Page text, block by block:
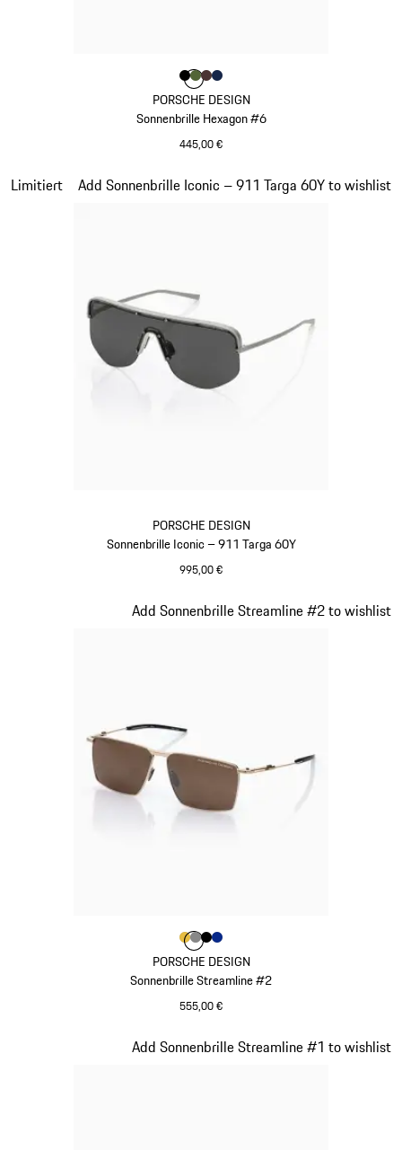
PORSCHE DESIGN
Sonnenbrille Hexagon #6
445,00 €
Farbe
Farbeschwarz
Farbe
FarbeFarbe
PORSCHE DESIGN
Sonnenbrille Iconic – 911 Targa 60Y
995,00 €
Limitiert Add Sonnenbrille Iconic – 911 Targa 60Y to wishlist
Slide 19 von 21
PORSCHE DESIGN
Sonnenbrille Streamline #2
555,00 €
Add Sonnenbrille Streamline #2 to wishlist
Farbe
Farbegold
Farbe
FarbeFarbe
Add Sonnenbrille Streamline #1 to wishlist